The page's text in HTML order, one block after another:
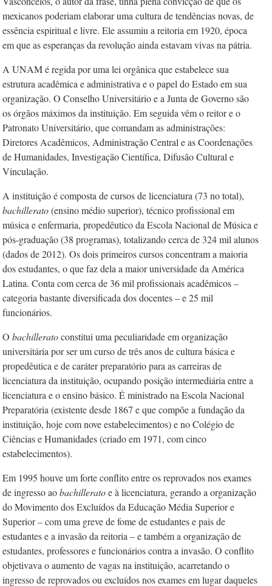
mexicanos poderiam elaborar uma cultura de tendências novas, de
essência espiritual e livre. Ele assumiu a reitoria em 1920, época
em que as esperanças da revolução ainda estavam vivas na pátria.
A UNAM é regida por uma lei orgânica que estabelece sua
estrutura acadêmica e administrativa e o papel do Estado em sua
organização. O Conselho Universitário e a Junta de Governo são
os órgãos máximos da instituição. Em seguida vêm o reitor e o
Patronato Universitário, que comandam as administrações:
Diretores Acadêmicos, Administração Central e as Coordenações
de Humanidades, Investigação Científica, Difusão Cultural e
Vinculação.
A instituição é composta de cursos de licenciatura (73 no total),
bachillerato(ensino médio superior), técnico profissional em
música e enfermaria, propedêutico da Escola Nacional de Música e
pós-graduação (38 programas), totalizando cerca de 324 mil alunos
(dados de 2012). Os dois primeiros cursos concentram a maioria
dos estudantes, o que faz dela a maior universidade da América
Latina. Conta com cerca de ­36 mil profissionais acadêmicos –
categoria bastante diversificada dos docentes – e ­25 mil
funcionários.
O bachilleratoconstitui uma peculiaridade em organização
universitária por ser um curso de três anos de cultura básica e
propedêutica e de caráter preparatório para as carreiras de
licenciatura da instituição, ocupando posição intermediária entre a
licenciatura e o ensino básico. É ministrado na Escola Nacional
Preparatória (existente desde 1867 e que compõe a fundação da
instituição, hoje com nove estabelecimentos) e no Colégio de
Ciências e Humanidades (criado em 1971, com cinco
estabelecimentos).
Em 1995 houve um forte conflito entre­ os reprovados nos exames
de ingresso aobachilleratoe à licenciatura, gerando a organização
do Movimento dos Excluídos da Educação Média Superior e
Superior –­ com uma greve de fome de estudantes e pais de
estudantes e a invasão da reitoria – e também a organização de
estudantes, professores e funcionários contra a invasão. O conflito
objetivava o aumento de vagas na instituição, acarretando o
ingresso de reprovados ou excluídos nos exames em lugar daqueles